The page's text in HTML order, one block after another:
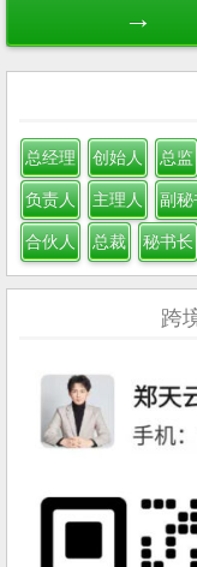
→
总经理 创始人 总监
负责人 主理人 副秘
合伙人 总裁 秘书长
跨